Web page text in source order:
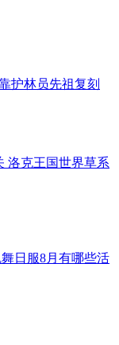
护林员先祖复刻
洛克王国世界草系
日服8月有哪些活